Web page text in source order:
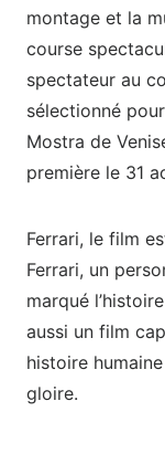
montage et la
course
spectateur au
sélectionné
Mostra de
première le 31
Ferrari, le film
Ferrari, un
marqué
aussi un film
histoire
gloire.